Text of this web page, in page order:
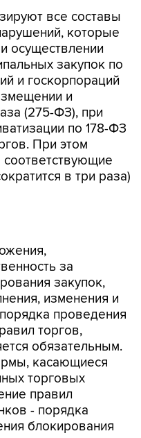
все составы
которые
осуществлении
закупок по
и госкорпораций
и
(275-ФЗ), при
по 178-ФЗ
При этом
соответствующие
в три раза)
закупок,
изменения и
проведения
торгов,
обязательным.
касающиеся
торговых
правил
- порядка
блокирования
участников